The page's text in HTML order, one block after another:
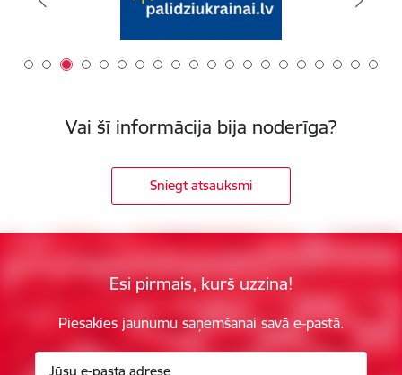
Vai šī informācija bija noderīga?
Sniegt atsauksmi
Esi pirmais, kurš uzzina!
Piesakies jaunumu saņemšanai savā e-pastā.